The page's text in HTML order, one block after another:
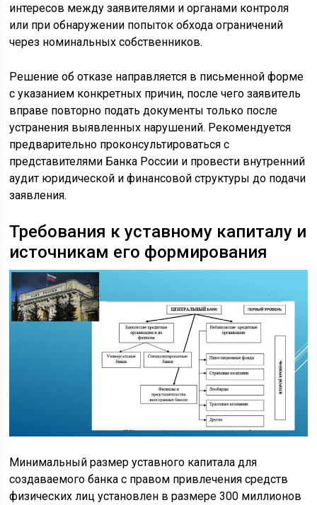
интересов между заявителями и органами контроля
или при обнаружении попыток обхода ограничений
через номинальных собственников.
Решение об отказе направляется в письменной форме
с указанием конкретных причин, после чего заявитель
вправе повторно подать документы только после
устранения выявленных нарушений. Рекомендуется
предварительно проконсультироваться с
представителями Банка России и провести внутренний
аудит юридической и финансовой структуры до подачи
заявления.
Требования к уставному капиталу и
источникам его формирования
Минимальный размер уставного капитала для
создаваемого банка с правом привлечения средств
физических лиц установлен в размере 300 миллионов